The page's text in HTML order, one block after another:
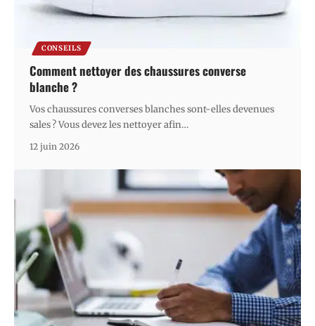
CONSEILS
Comment nettoyer des chaussures converse
blanche ?
Vos chaussures converses blanches sont-elles devenues
sales ? Vous devez les nettoyer afin…
12 juin 2026